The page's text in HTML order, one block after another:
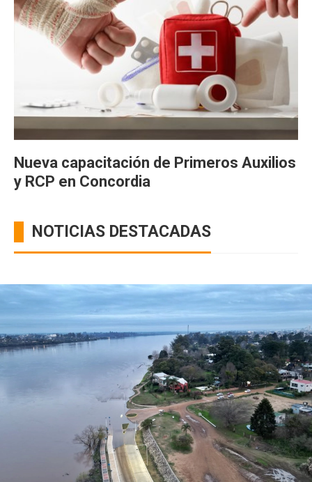
Nueva capacitación de Primeros Auxilios
y RCP en Concordia
NOTICIAS DESTACADAS